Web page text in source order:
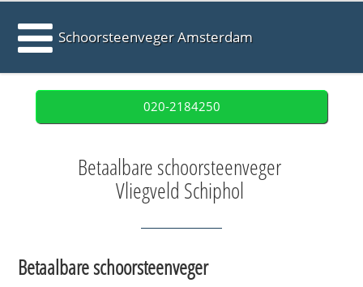
Schoorsteenveger Amsterdam
020-2184250
Betaalbare schoorsteenveger
Vliegveld Schiphol
Betaalbare schoorsteenveger